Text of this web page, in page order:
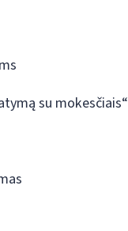
su mokesčiais“